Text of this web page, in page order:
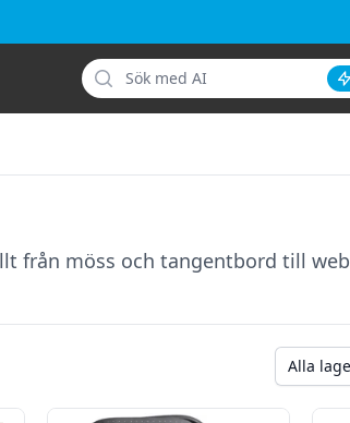
Sök
från möss och tangentbord till
Alla